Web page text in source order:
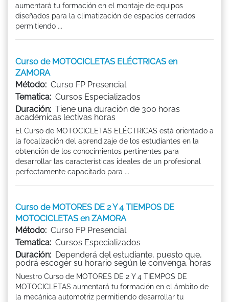
aumentará tu formación en el montaje de equipos
diseñados para la climatización de espacios cerrados
permitiendo ...
Curso de MOTOCICLETAS ELÉCTRICAS en
ZAMORA
Método: Curso FP Presencial
Tematica: Cursos Especializados
Duración: Tiene una duración de 300 horas
académicas lectivas horas
El Curso de MOTOCICLETAS ELÉCTRICAS está orientado a
la focalización del aprendizaje de los estudiantes en la
obtención de los conocimientos pertinentes para
desarrollar las características ideales de un profesional
perfectamente capacitado para ...
Curso de MOTORES DE 2 Y 4 TIEMPOS DE
MOTOCICLETAS en ZAMORA
Método: Curso FP Presencial
Tematica: Cursos Especializados
Duración: Dependerá del estudiante, puesto que,
podrá escoger su horario según le convenga. horas
Nuestro Curso de MOTORES DE 2 Y 4 TIEMPOS DE
MOTOCICLETAS aumentará tu formación en el ámbito de
la mecánica automotriz permitiendo desarrollar tu